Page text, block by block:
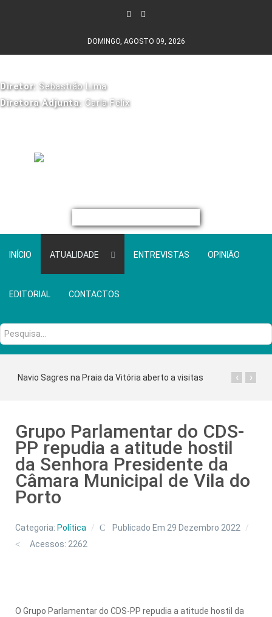
DOMINGO, AGOSTO 09, 2026
Diretor: Sebastião Lima
Diretora Adjunta: Carla Félix
INÍCIO ATUALIDADE ENTREVISTAS OPINIÃO
EDITORIAL CONTACTOS
Pesquisa...
Navio Sagres na Praia da Vitória aberto a visitas ›
‹
Grupo Parlamentar do CDS-
PP repudia a atitude hostil
da Senhora Presidente da
Câmara Municipal de Vila do
Porto
Categoria: Política
Publicado Em 29 Dezembro 2022
Acessos: 2262
O Grupo Parlamentar do CDS-PP repudia a atitude hostil da